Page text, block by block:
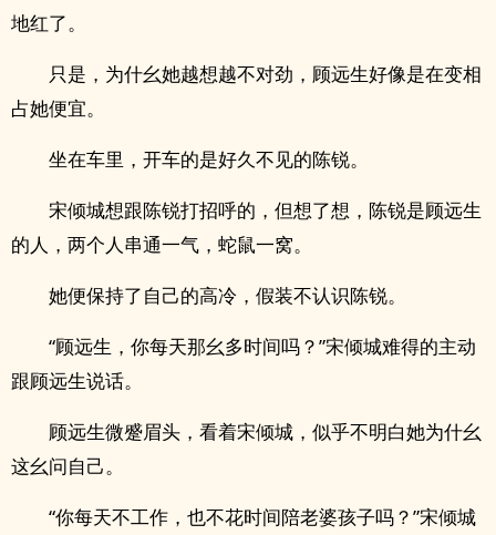
地红了。
只是，为什幺她越想越不对劲，顾远生好像是在变相
占她便宜。
坐在车里，开车的是好久不见的陈锐。
宋倾城想跟陈锐打招呼的，但想了想，陈锐是顾远生
的人，两个人串通一气，蛇鼠一窝。
她便保持了自己的高冷，假装不认识陈锐。
“顾远生，你每天那幺多时间吗？”宋倾城难得的主动
跟顾远生说话。
顾远生微蹙眉头，看着宋倾城，似乎不明白她为什幺
这幺问自己。
“你每天不工作，也不花时间陪老婆孩子吗？”宋倾城